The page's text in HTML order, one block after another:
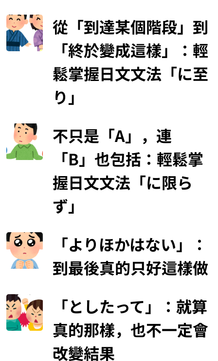
從「到達某個階段」到
「終於變成這樣」：輕
鬆掌握日文文法「に至
り」
不只是「A」，連
「B」也包括：輕鬆掌
握日文文法「に限ら
ず」
「よりほかはない」：
到最後真的只好這樣做
「としたって」：就算
真的那樣，也不一定會
改變結果